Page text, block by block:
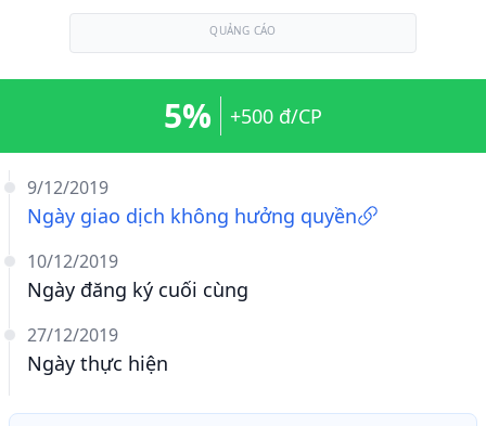
QUẢNG CÁO
9/12/2019
Ngày giao dịch không hưởng quyền
10/12/2019
Ngày đăng ký cuối cùng
27/12/2019
Ngày thực hiện
5% +500 đ/CP